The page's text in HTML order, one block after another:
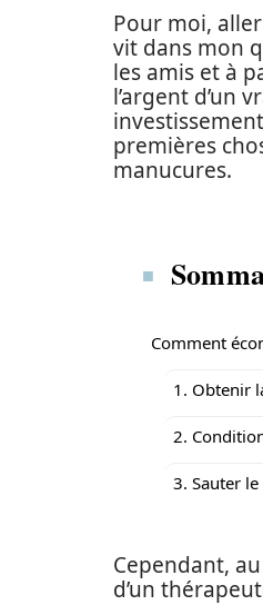
Pour moi,
vit dans mon
les amis et à
l’argent d’un
premières
manucures.
Comment
1. Obtenir
2.
3. Sauter
Cependant,
d’un